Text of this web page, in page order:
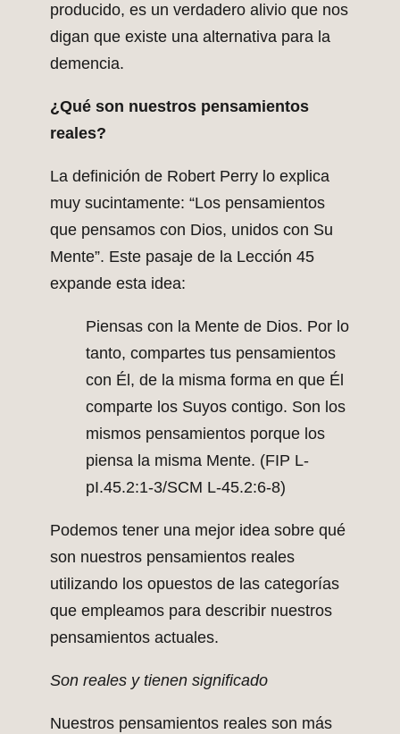
producido, es un verdadero alivio que nos
digan que existe una alternativa para la
demencia.
¿Qué son nuestros pensamientos
reales?
La definición de Robert Perry lo explica
muy sucintamente: “Los pensamientos
que pensamos con Dios, unidos con Su
Mente”. Este pasaje de la Lección 45
expande esta idea:
Piensas con la Mente de Dios. Por lo
tanto, compartes tus pensamientos
con Él, de la misma forma en que Él
comparte los Suyos contigo. Son los
mismos pensamientos porque los
piensa la misma Mente. (FIP L-
pI.45.2:1-3/SCM L-45.2:6-8)
Podemos tener una mejor idea sobre qué
son nuestros pensamientos reales
utilizando los opuestos de las categorías
que empleamos para describir nuestros
pensamientos actuales.
Son reales y tienen significado
Nuestros pensamientos reales son más